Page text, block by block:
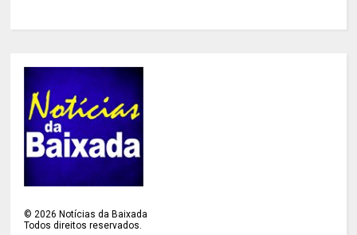
©2026 Notícias da Baixada
Todos direitos reservados.